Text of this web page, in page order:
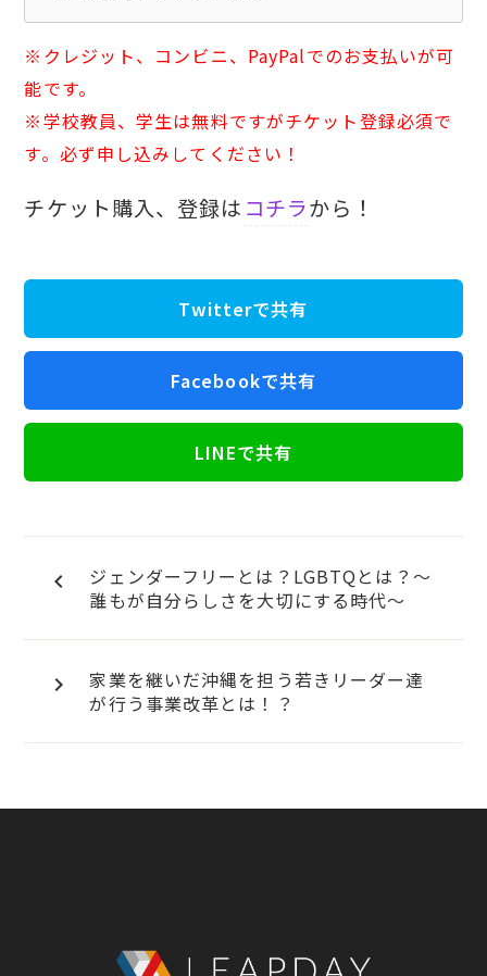
※クレジット、コンビニ、PayPalでのお支払いが可
能です。
※学校教員、学生は無料ですがチケット登録必須で
す。必ず申し込みしてください！
チケット購入、登録は コチラから！
Twitterで共有
Facebookで共有
LINEで共有
navigate_before
ジェンダーフリーとは？LGBTQとは？〜
誰もが自分らしさを大切にする時代〜
navigate_next
家業を継いだ沖縄を担う若きリーダー達
が行う事業改革とは！？